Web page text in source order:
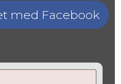
med Facebook